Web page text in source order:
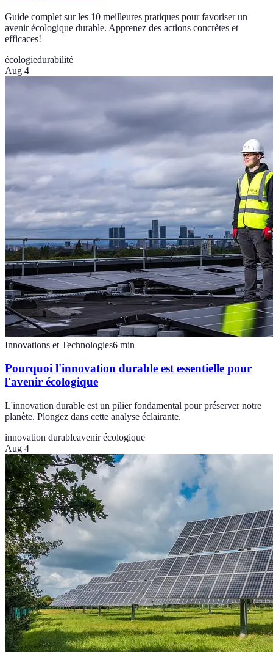
Guide complet sur les 10 meilleures pratiques pour favoriser un
avenir écologique durable. Apprenez des actions concrètes et
efficaces!
écologiedurabilité
Aug 4
Innovations et Technologies6 min
Pourquoi l'innovation durable est essentielle pour
l'avenir écologique
L'innovation durable est un pilier fondamental pour préserver notre
planète. Plongez dans cette analyse éclairante.
innovation durableavenir écologique
Aug 4